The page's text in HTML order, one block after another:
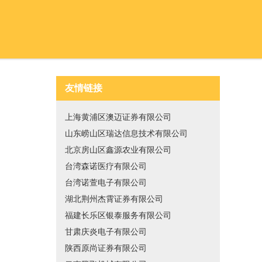
友情链接
上海黄浦区澳迈证券有限公司
山东崂山区瑞达信息技术有限公司
北京房山区鑫源农业有限公司
台湾森诺医疗有限公司
台湾诺萱电子有限公司
湖北荆州杰霄证券有限公司
福建长乐区银泰服务有限公司
甘肃庆炎电子有限公司
陕西原尚证券有限公司